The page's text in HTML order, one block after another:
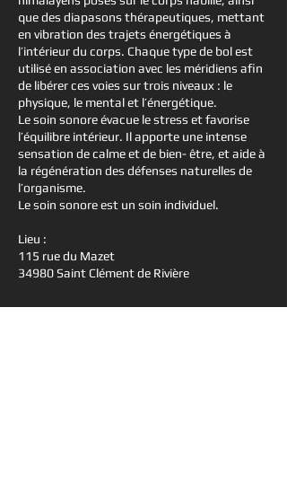
que des diapasons thérapeutiques, mettant
en vibration des trajets énergétiques à
l’intérieur du corps. Chaque type de bol est
utilisé en association avec les méridiens afin
de libérer ces voies sur trois niveaux : le
physique, le mental et l’énergétique.
Le soin sonore évacue le stress et favorise
l’équilibre intérieur. Il apporte une intense
sensation de calme et de bien- être, et aide à
la régénération des défenses naturelles de
l’organisme.
Le soin sonore est un soin individuel.
Lieu :
115 rue du Mazet
34980 Saint Clément de Rivière